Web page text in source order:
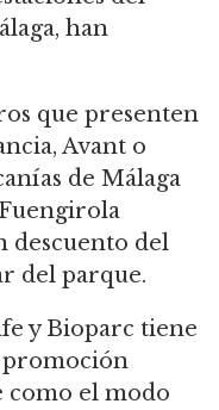
han
que presenten
Avant o
de Málaga
descuento del
del parque.
y Bioparc tiene
como el modo